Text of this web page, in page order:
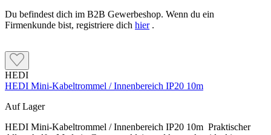
Du befindest dich im B2B Gewerbeshop. Wenn du ein
Firmenkunde bist, registriere dich hier.
HEDI
HEDI Mini-Kabeltrommel / Innenbereich IP20 10m
Auf Lager
HEDI Mini-Kabeltrommel / Innenbereich IP20 10m Praktischer